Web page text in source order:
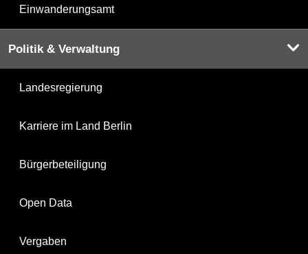
Einwanderungsamt
Politik & Verwaltung
Landesregierung
Karriere im Land Berlin
Bürgerbeteiligung
Open Data
Vergaben